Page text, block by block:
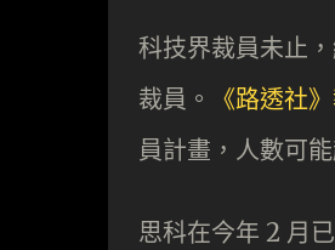
科技界裁員未止
裁員。
《路透社
員計畫，人數可
思科在今年 2 月